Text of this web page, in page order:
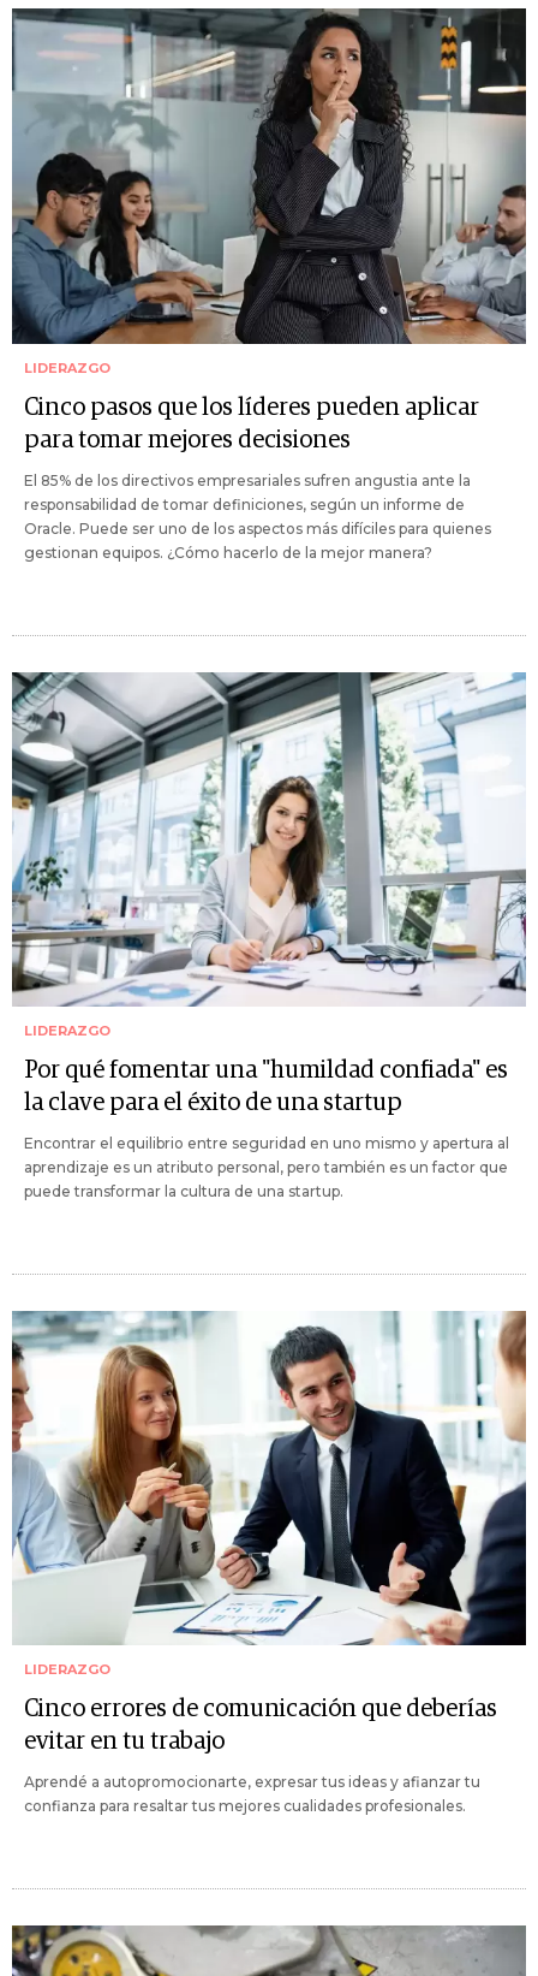
LIDERAZGO
Cinco pasos que los líderes pueden aplicar
para tomar mejores decisiones
El 85% de los directivos empresariales sufren angustia ante la
responsabilidad de tomar definiciones, según un informe de
Oracle. Puede ser uno de los aspectos más difíciles para quienes
gestionan equipos. ¿Cómo hacerlo de la mejor manera?
LIDERAZGO
Por qué fomentar una "humildad confiada" es
la clave para el éxito de una startup
Encontrar el equilibrio entre seguridad en uno mismo y apertura al
aprendizaje es un atributo personal, pero también es un factor que
puede transformar la cultura de una startup.
LIDERAZGO
Cinco errores de comunicación que deberías
evitar en tu trabajo
Aprendé a autopromocionarte, expresar tus ideas y afianzar tu
confianza para resaltar tus mejores cualidades profesionales.